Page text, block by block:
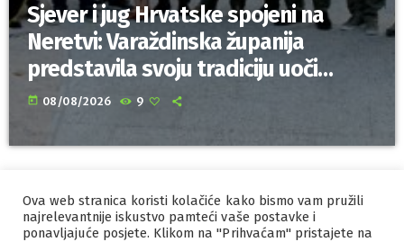
Sjever i jug Hrvatske spojeni na
Neretvi: Varaždinska županija
predstavila svoju tradiciju uoči
Maratona lađa
today 08/08/2026 9
IZRADA I HOSTINGORBIS
MARKETING
Ova web stranica koristi kolačiće kako bismo vam pružili
najrelevantnije iskustvo pamteći vaše postavke i
ponavljajuće posjete. Klikom na "Prihvaćam" pristajete na